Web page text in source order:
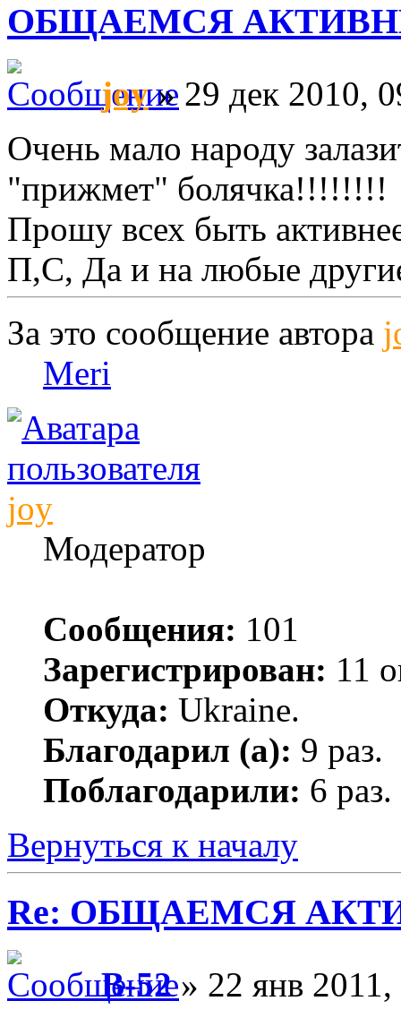
ОБЩАЕМСЯ
joy» 29 дек 2010,
Очень мало народу
"прижмет" болячка!!!!!!!!
Прошу всех быть
П,С, Да и на любые
За это сообщение автора
Meri
joy
Модератор
Сообщения: 101
Зарегистрирован: 11
Откуда: Ukraine.
Благодарил (а): 9 раз.
Поблагодарили: 6 раз.
Вернуться к началу
Re: ОБЩАЕМСЯ
B-52» 22 янв 2011,